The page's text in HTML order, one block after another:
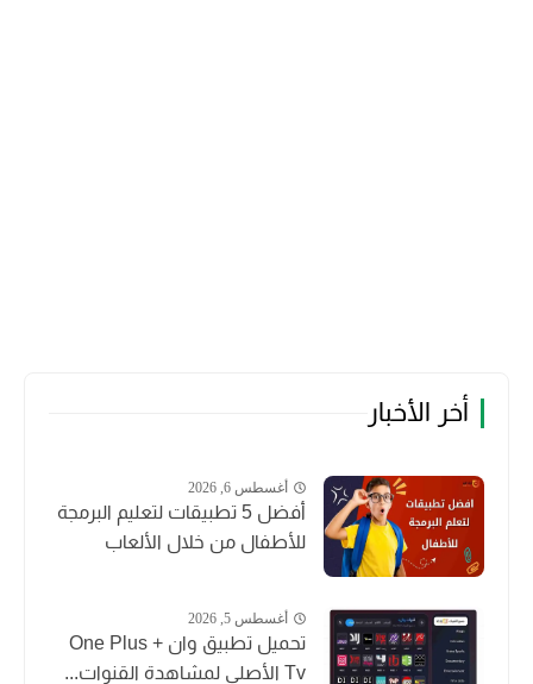
أخر الأخبار
أغسطس 6, 2026
أفضل 5 تطبيقات لتعليم البرمجة
للأطفال من خلال الألعاب
أغسطس 5, 2026
تحميل تطبيق وان + One Plus
Tv الأصلي لمشاهدة القنوات...